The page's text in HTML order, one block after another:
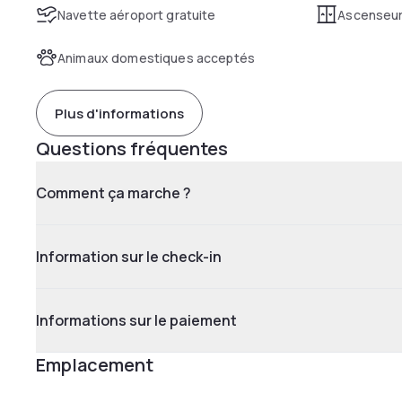
Navette aéroport gratuite
Animaux domestiques acceptés
Plus d'informations
Questions fréquentes
Comment ça marche ?
Information sur le check-in
Informations sur le paiement
Emplacement